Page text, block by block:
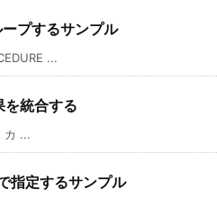
プするサンプル
...
統合する
カ ...
指定するサンプル